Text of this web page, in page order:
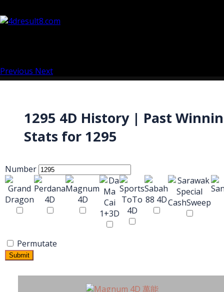
Previous Next
1295 4D History | Past
Stats for 1295
Number
Permutate
Submit